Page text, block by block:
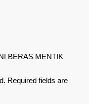
BERAS MENTIK
Required fields are